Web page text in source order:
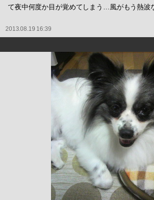
て夜中何度か目が覚めてしまう…風がもう熱波
2013.08.19 16:39